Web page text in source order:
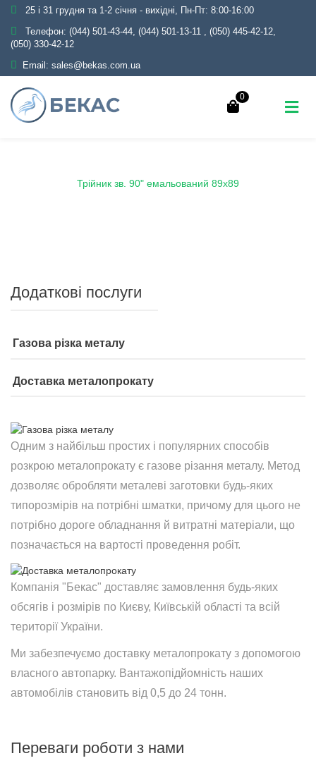
25 і 31 грудня та 1-2 січня - вихідні, Пн-Пт: 8:00-16:00
Телефон: (044) 501-43-44, (044) 501-13-11 , (050) 445-42-12,
(050) 330-42-12
Email: sales@bekas.com.ua
0
Трійник зв. 90" емальований 89х89
Додаткові послуги
Газова різка металу
Доставка металопрокату
Одним з найбільш простих і популярних способів
розкрою металопрокату є газове різання металу. Метод
дозволяє обробляти металеві заготовки будь-яких
типорозмірів на потрібні шматки, причому для цього не
потрібно дороге обладнання й витратні матеріали, що
позначається на вартості проведення робіт.
Компанія "Бекас" доставляє замовлення будь-яких
обсягів і розмірів по Києву, Київській області та всій
території України.
Ми забезпечуємо доставку металопрокату з допомогою
власного автопарку. Вантажопідйомність наших
автомобілів становить від 0,5 до 24 тонн.
Переваги роботи з нами